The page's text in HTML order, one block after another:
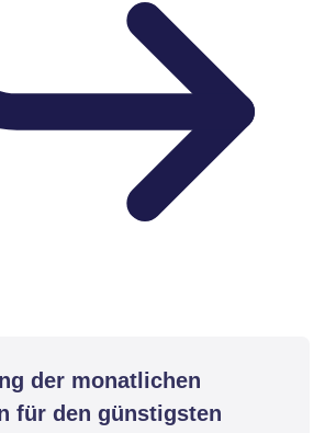
der monatlichen
für den günstigsten